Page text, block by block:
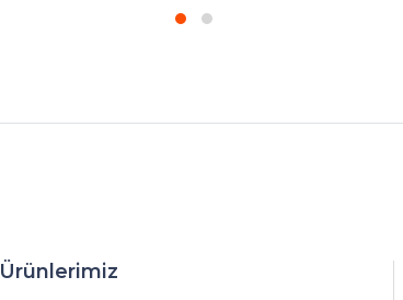
Ürünlerimiz